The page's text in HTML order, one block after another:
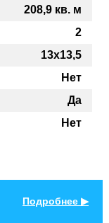
208,9 кв. м
2
13x13,5
Нет
Да
Нет
Подробнее ▶